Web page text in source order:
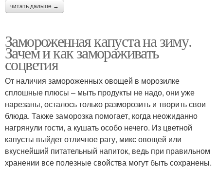
читать дальше →
Замороженная капуста на зиму.
Зачем и как замораживать
соцветия
От наличия замороженных овощей в морозилке
сплошные плюсы – мыть продукты не надо, они уже
нарезаны, осталось только разморозить и творить свои
блюда. Также заморозка помогает, когда неожиданно
нагрянули гости, а кушать особо нечего. Из цветной
капусты выйдет отличное рагу, микс овощей или
вкуснейший питательный напиток, ведь при правильном
хранении все полезные свойства могут быть сохранены.